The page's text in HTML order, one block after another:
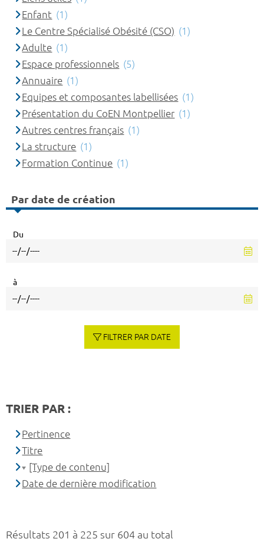
Résultats 201 à 225 sur 604 au total
Enfant (1)
Le Centre Spécialisé Obésité (CSO) (1)
Adulte (1)
Espace professionnels (5)
Annuaire (1)
Equipes et composantes labellisées (1)
Présentation du CoEN Montpellier (1)
Autres centres français (1)
La structure (1)
Formation Continue (1)
Par date de création
Du
à
FILTRER PAR DATE
TRIER PAR :
Pertinence
Titre
[Type de contenu]
Date de dernière modification